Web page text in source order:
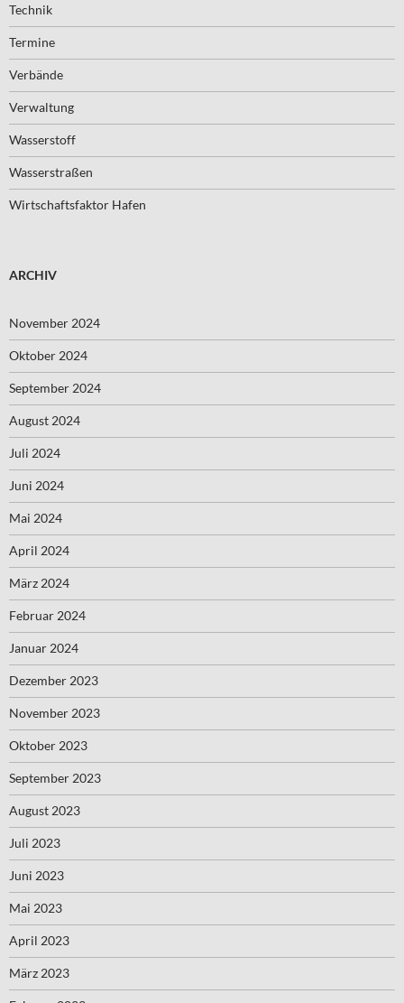
Technik
Termine
Verbände
Verwaltung
Wasserstoff
Wasserstraßen
Wirtschaftsfaktor Hafen
ARCHIV
November 2024
Oktober 2024
September 2024
August 2024
Juli 2024
Juni 2024
Mai 2024
April 2024
März 2024
Februar 2024
Januar 2024
Dezember 2023
November 2023
Oktober 2023
September 2023
August 2023
Juli 2023
Juni 2023
Mai 2023
April 2023
März 2023